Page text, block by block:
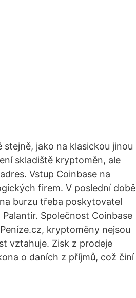
stejně, jako na klasickou jinou
skladiště kryptoměn, ale
Vstup Coinbase na
firem. V poslední době
burzu třeba poskytovatel
Společnost Coinbase
kryptoměny nejsou
vztahuje. Zisk z prodeje
o daních z příjmů, což činí